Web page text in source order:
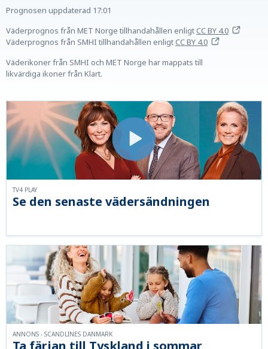
Prognosen uppdaterad 17:01
Väderprognos från MET Norge tillhandahållen enligtCC BY 4.0
Väderprognos från SMHI tillhandahållen enligtCC BY 4.0
Väderikoner från SMHI och MET Norge har mappats till
likvärdiga ikoner från Klart.
Se den senaste vädersändningen
TV4 PLAY
ANNONS - SCANDLINES DANMARK